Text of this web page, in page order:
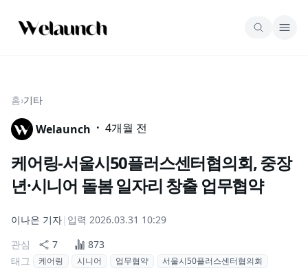
홈›기타
Welaunch · 4개월 전
케어링-서울시50플러스센터협의회, 중장
년·시니어 돌봄 일자리 창출 업무협약
이나은 기자| 입력 2026.03.31 10:29
관심
7
873
태그
케어링 시니어 업무협약 서울시50플러스센터협의회